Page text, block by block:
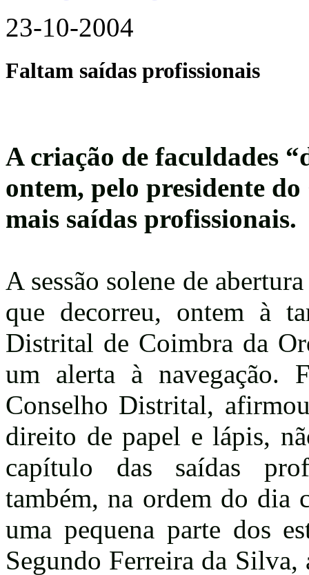
23-10-2004
Faltam saídas profissionais
A criação de faculdades
ontem, pelo presidente
mais saídas profissionais.
A sessão solene de
que decorreu, ontem à
Distrital de Coimbra da
um alerta à navegação.
Conselho Distrital,
direito de papel e lápis,
capítulo das saídas
também, na ordem do dia
uma pequena parte dos
Segundo Ferreira da